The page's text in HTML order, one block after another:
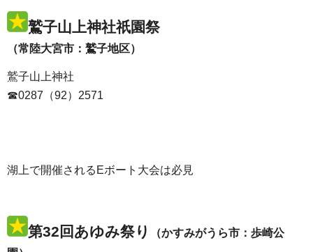
鷲子山上神社祇園祭
（常陸大宮市：鷲子地区）
鷲子山上神社
☎0287（92）2571
湖上で開催されるEボート大会は必見
第32回あゆみ祭り
（かすみがうら市：歩崎公